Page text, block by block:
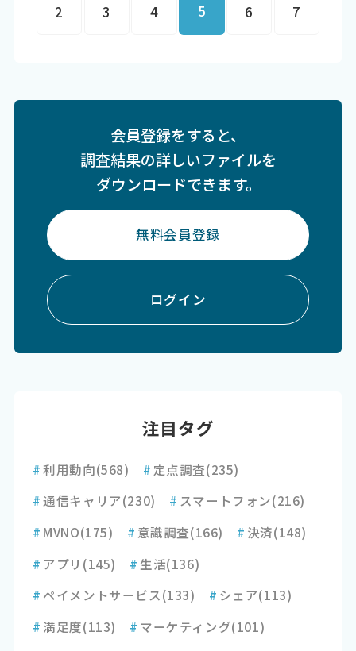
2 3 4 5 6 7
会員登録をすると、
調査結果の詳しいファイルを
ダウンロードできます。
無料会員登録
ログイン
注目タグ
#利用動向(568) # 定点調査(235)
#通信キャリア(230) # スマートフォン(216)
# MVNO(175) # 意識調査(166) # 決済(148)
# アプリ (145) # 生活(136)
# ペイメントサービス(133) # シェア(113)
#満足度(113) # マーケティング(101)